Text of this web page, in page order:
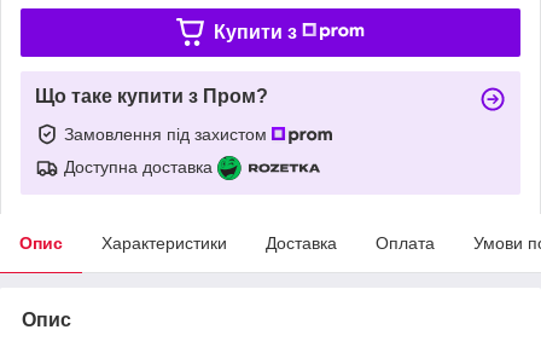
Купити з
Що таке купити з Пром?
Замовлення під захистом
Доступна доставка
Опис Характеристики Доставка Оплата Умови
Опис